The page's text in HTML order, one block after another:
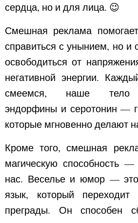
сердца, но и для лица. 😉
Смешная реклама
справиться с унынием, но и
освободиться от
негативной энергии.
смеемся, наше тело
эндорфины и серотонин —
которые мгновенно делают
Кроме того, смешная
магическую способность
нас. Веселье и юмор —
язык, который
преграды. Он способен